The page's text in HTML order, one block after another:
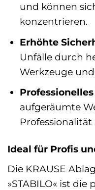
und können
konzentrieren.
Erhöhte
Unfälle durch
Werkzeuge
aufgeräumte
Ideal für Profis
Die KRAUSE
»STABILO« ist die